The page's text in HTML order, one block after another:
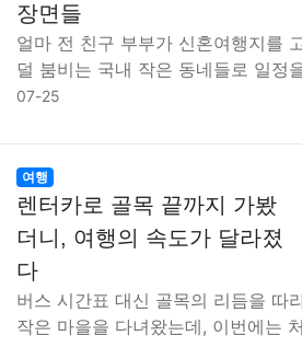
장면들
얼마 전 친구 부부가 신혼여행지를
덜 붐비는 국내 작은 동네들로 일정
07-25
여행
렌터카로 골목 끝까지 가봤
더니, 여행의 속도가 달라졌
다
버스 시간표 대신 골목의 리듬을 따
작은 마을을 다녀왔는데, 이번에는